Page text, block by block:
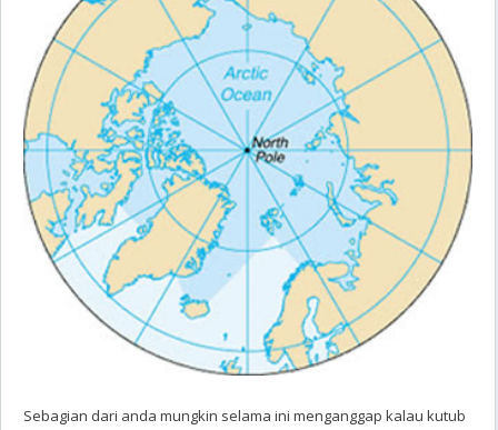
Sebagian dari anda mungkin selama ini menganggap kalau kutub